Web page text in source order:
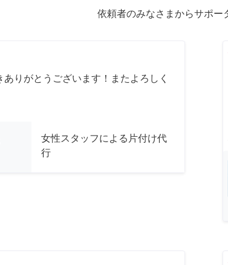
依頼者のみなさまからサポー
りがとうございます！またよろしく
女性スタッフによる片付け代
行